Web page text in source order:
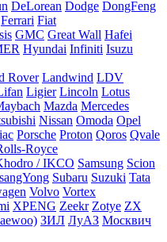
DeLorean Dodge DongFeng
Ferrari Fiat
GMC Great Wall Hafei
Hyundai Infiniti Isuzu
Rover Landwind LDV
Ligier Lincoln Lotus
Mazda Mercedes
Nissan Omoda Opel
Porsche Proton Qoros Qvale
Royce
/ IKCO Samsung Scion
Subaru Suzuki Tata
Volvo Vortex
XPENG Zeekr Zotye ZX
ЗИЛ ЛуАЗ Москвич